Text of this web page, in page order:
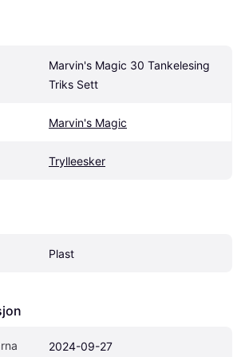
Marvin's Magic 30 Tankelesing
Triks Sett
Marvin's Magic
Trylleesker
Plast
2024-09-27